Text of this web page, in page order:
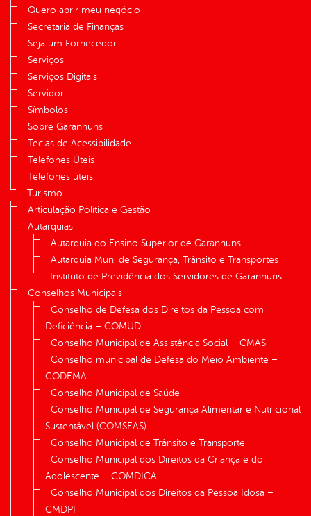
Quero abrir meu negócio
Secretaria de Finanças
Seja um Fornecedor
Serviços
Serviços Digitais
Servidor
Símbolos
Sobre Garanhuns
Teclas de Acessibilidade
Telefones Úteis
Telefones úteis
Turismo
Articulação Política e Gestão
Autarquias
Autarquia do Ensino Superior de Garanhuns
Autarquia Mun. de Segurança, Trânsito e Transportes
Instituto de Previdência dos Servidores de Garanhuns
Conselhos Municipais
Conselho de Defesa dos Direitos da Pessoa com
Deficiência – COMUD
Conselho Municipal de Assistência Social – CMAS
Conselho municipal de Defesa do Meio Ambiente –
CODEMA
Conselho Municipal de Saúde
Conselho Municipal de Segurança Alimentar e Nutricional
Sustentável (COMSEAS)
Conselho Municipal de Trânsito e Transporte
Conselho Municipal dos Direitos da Criança e do
Adolescente – COMDICA
Conselho Municipal dos Direitos da Pessoa Idosa –
CMDPI